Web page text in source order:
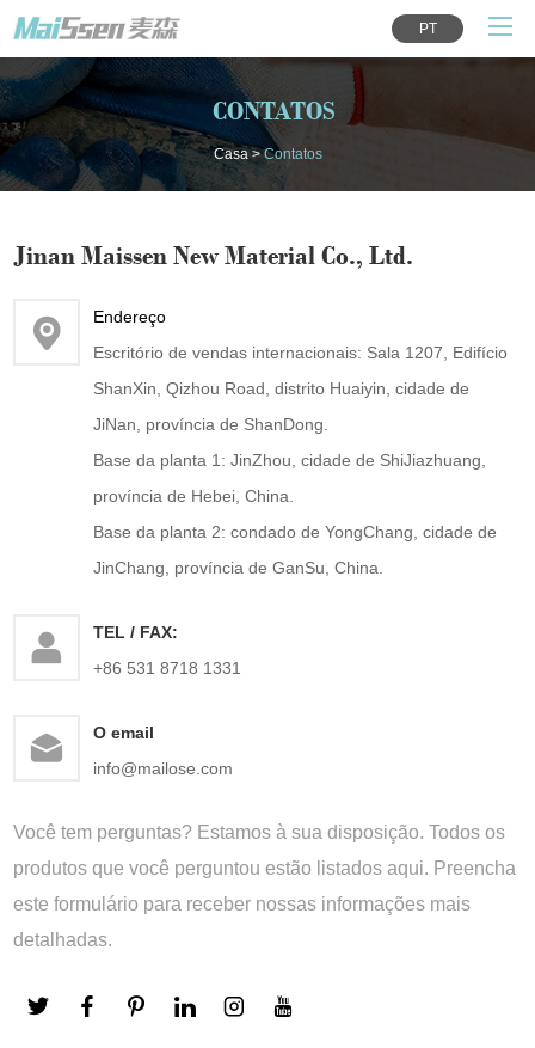
PT
CONTATOS
Casa>Contatos
Jinan Maissen New Material Co., Ltd.
Endereço
Escritório de vendas internacionais: Sala 1207, Edifício
ShanXin, Qizhou Road, distrito Huaiyin, cidade de
JiNan, província de ShanDong.
Base da planta 1: JinZhou, cidade de ShiJiazhuang,
província de Hebei, China.
Base da planta 2: condado de YongChang, cidade de
JinChang, província de GanSu, China.
TEL / FAX:
+86 531 8718 1331
O email
info@mailose.com
Você tem perguntas? Estamos à sua disposição. Todos os
produtos que você perguntou estão listados aqui. Preencha
este formulário para receber nossas informações mais
detalhadas.